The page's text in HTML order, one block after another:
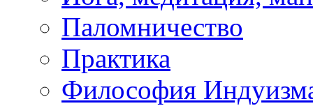
Паломничество
Практика
Философия